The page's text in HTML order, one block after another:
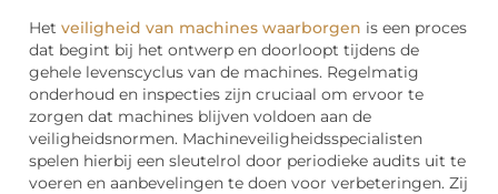
Het veiligheid van machines waarborgen is een proces
dat begint bij het ontwerp en doorloopt tijdens de
gehele levenscyclus van de machines. Regelmatig
onderhoud en inspecties zijn cruciaal om ervoor te
zorgen dat machines blijven voldoen aan de
veiligheidsnormen. Machineveiligheidsspecialisten
spelen hierbij een sleutelrol door periodieke audits uit te
voeren en aanbevelingen te doen voor verbeteringen. Zij